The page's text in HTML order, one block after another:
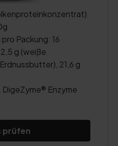
Packung: 16
g (weiße
21,6 g
Enzyme
prüfen